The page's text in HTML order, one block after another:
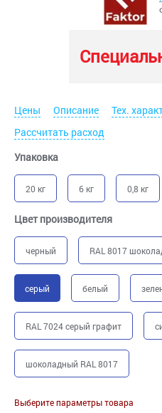
Цены Описание Тех.
Рассчитать расход
Упаковка
20 кг 6 кг 0,8 кг
Цвет производителя
черный RAL 8017
серый белый
RAL 7024 серый графит
шоколадный RAL 8017
Выберите параметры товара